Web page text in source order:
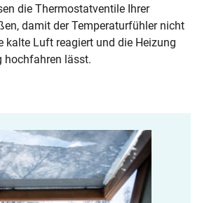
die Thermostatventile Ihrer
damit der Temperaturfühler nicht
kalte Luft reagiert und die Heizung
hochfahren lässt.